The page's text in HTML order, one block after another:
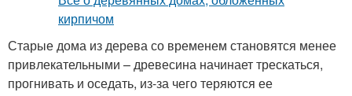
Старые дома из дерева со временем становятся менее
привлекательными – древесина начинает трескаться,
прогнивать и оседать, из-за чего теряются ее